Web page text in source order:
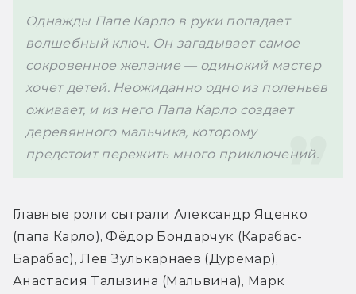
Однажды Папе Карло в руки попадает
волшебный ключ. Он загадывает самое
сокровенное желание — одинокий мастер
хочет детей. Неожиданно одно из поленьев
оживает, и из него Папа Карло создает
деревянного мальчика, которому
предстоит пережить много приключений.
Главные роли сыграли Александр Яценко
(папа Карло), Фёдор Бондарчук (Карабас-
Барабас), Лев Зулькарнаев (Дуремар),
Анастасия Талызина (Мальвина), Марк